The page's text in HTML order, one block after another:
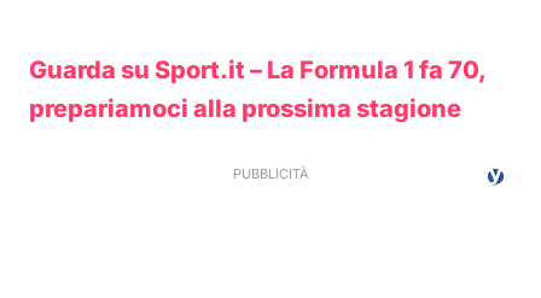
Guarda su Sport.it – La Formula 1 fa 70,
prepariamoci alla prossima stagione